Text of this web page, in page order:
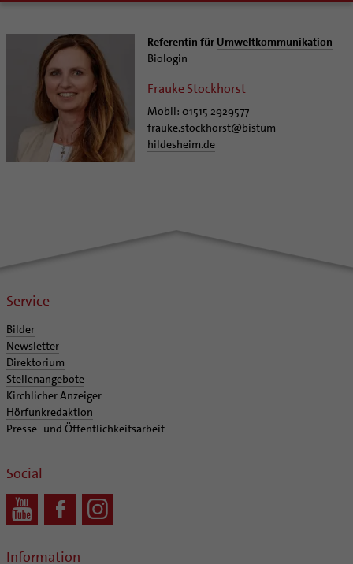
Referentin für Umweltkommunikation
Biologin
Frauke Stockhorst
Mobil: 01515 2929577
frauke.stockhorst@bistum-
hildesheim.de
Service
Bilder
Newsletter
Direktorium
Stellenangebote
Kirchlicher Anzeiger
Hörfunkredaktion
Presse- und Öffentlichkeitsarbeit
Social
Information